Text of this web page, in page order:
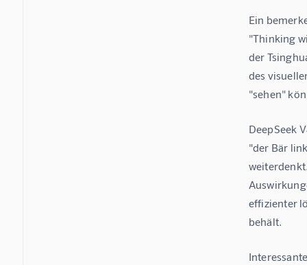
Ein
"Thinking
der
des
"sehen"
DeepSeek
"der Bär
effizienter
behält.